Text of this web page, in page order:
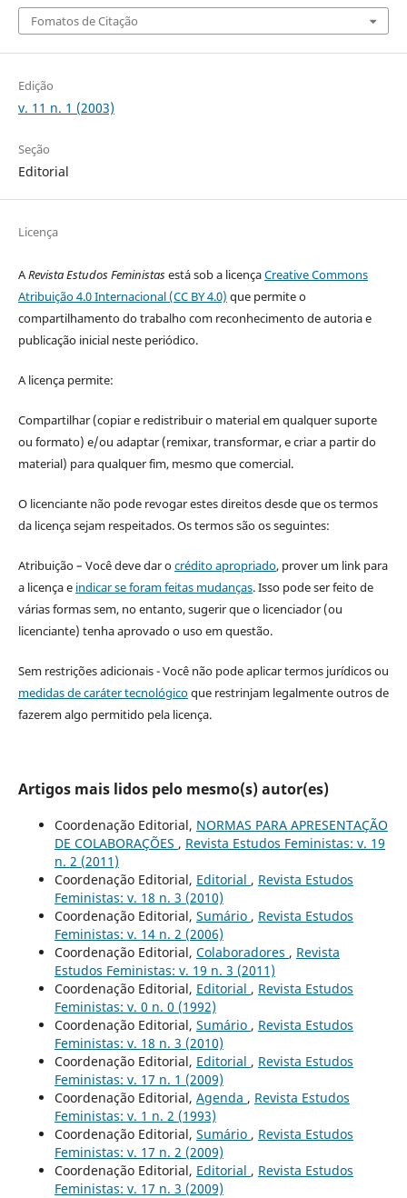
Fomatos de Citação
Edição
v. 11 n. 1 (2003)
Seção
Editorial
Licença
ARevista Estudos Feministasestá sob a licençaCreative Commons
Atribuição 4.0 Internacional (CC BY 4.0) que permite o
compartilhamento do trabalho com reconhecimento de autoria e
publicação inicial neste periódico.
A licença permite:
Compartilhar (copiar e redistribuir o material em qualquer suporte
ou formato) e/ou adaptar (remixar, transformar, e criar a partir do
material) para qualquer fim, mesmo que comercial.
O licenciante não pode revogar estes direitos desde que os termos
da licença sejam respeitados. Os termos são os seguintes:
Atribuição – Você deve dar ocrédito apropriado, prover um link para
a licença e indicar se foram feitas mudanças. Isso pode ser feito de
várias formas sem, no entanto, sugerir que o licenciador (ou
licenciante) tenha aprovado o uso em questão.
Sem restrições adicionais - Você não pode aplicar termos jurídicos ou
medidas de caráter tecnológicoque restrinjam legalmente outros de
fazerem algo permitido pela licença.
Artigos mais lidos pelo mesmo(s) autor(es)
Coordenação Editorial, NORMAS PARA APRESENTAÇÃO
DE COLABORAÇÕES , Revista Estudos Feministas: v. 19
n. 2 (2011)
Coordenação Editorial, Editorial , Revista Estudos
Feministas: v. 18 n. 3 (2010)
Coordenação Editorial, Sumário , Revista Estudos
Feministas: v. 14 n. 2 (2006)
Coordenação Editorial, Colaboradores , Revista
Estudos Feministas: v. 19 n. 3 (2011)
Coordenação Editorial, Editorial , Revista Estudos
Feministas: v. 0 n. 0 (1992)
Coordenação Editorial, Sumário , Revista Estudos
Feministas: v. 18 n. 3 (2010)
Coordenação Editorial, Editorial , Revista Estudos
Feministas: v. 17 n. 1 (2009)
Coordenação Editorial, Agenda , Revista Estudos
Feministas: v. 1 n. 2 (1993)
Coordenação Editorial, Sumário , Revista Estudos
Feministas: v. 17 n. 2 (2009)
Coordenação Editorial, Editorial , Revista Estudos
Feministas: v. 17 n. 3 (2009)